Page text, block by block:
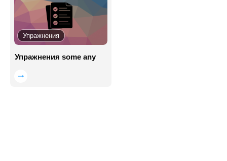
Упражнения
Упражнения some any